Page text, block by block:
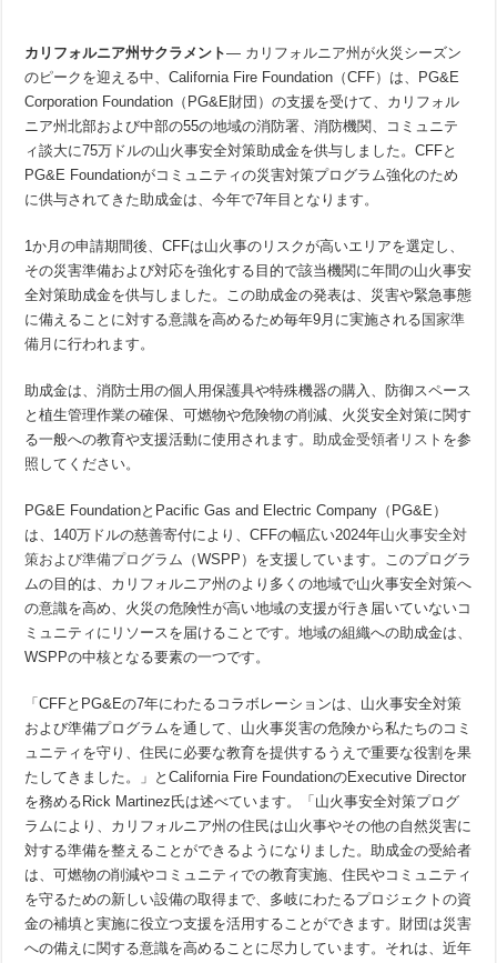
カリフォルニア州サクラメント— カリフォルニア州が火災シーズン
のピークを迎える中、California Fire Foundation（CFF）は、PG&E
Corporation Foundation（PG&E財団）の支援を受けて、カリフォル
ニア州北部および中部の55の地域の消防署、消防機関、コミュニテ
ィ談大に75万ドルの山火事安全対策助成金を供与しました。CFFと
PG&E Foundationがコミュニティの災害対策プログラム強化のため
に供与されてきた助成金は、今年で7年目となります。
1か月の申請期間後、CFFは山火事のリスクが高いエリアを選定し、
その災害準備および対応を強化する目的で該当機関に年間の山火事安
全対策助成金を供与しました。この助成金の発表は、災害や緊急事態
に備えることに対する意識を高めるため毎年9月に実施される 国家準
備月 に行われます。
助成金は、消防士用の個人用保護具や特殊機器の購入、防御スペース
と植生管理作業の確保、可燃物や危険物の削減、火災安全対策に関す
る一般への教育や支援活動に使用されます。助成金受領者リスト を参
照してください。
PG&E FoundationとPacific Gas and Electric Company（PG&E）
は、140万ドルの慈善寄付により、CFFの幅広い2024年山火事安全対
策および準備プログラム （WSPP）を支援しています。このプログラ
ムの目的は、カリフォルニア州のより多くの地域で山火事安全対策へ
の意識を高め、火災の危険性が高い地域の支援が行き届いていないコ
ミュニティにリソースを届けることです。地域の組織への助成金は、
WSPPの中核となる要素の一つです。
「CFFとPG&Eの7年にわたるコラボレーションは、山火事安全対策
および準備プログラムを通して、山火事災害の危険から私たちのコミ
ュニティを守り、住民に必要な教育を提供するうえで重要な役割を果
たしてきました。」とCalifornia Fire FoundationのExecutive Director
を務めるRick Martinez氏は述べています。「山火事安全対策プログ
ラムにより、カリフォルニア州の住民は山火事やその他の自然災害に
対する準備を整えることができるようになりました。助成金の受給者
は、可燃物の削減やコミュニティでの教育実施、住民やコミュニティ
を守るための新しい設備の取得まで、多岐にわたるプロジェクトの資
金の補填と実施に役立つ支援を活用することができます。財団は災害
への備えに関する意識を高めることに尽力しています。それは、近年